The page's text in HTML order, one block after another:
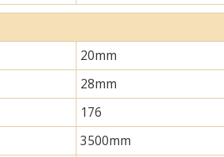
20mm
28mm
176
3500mm